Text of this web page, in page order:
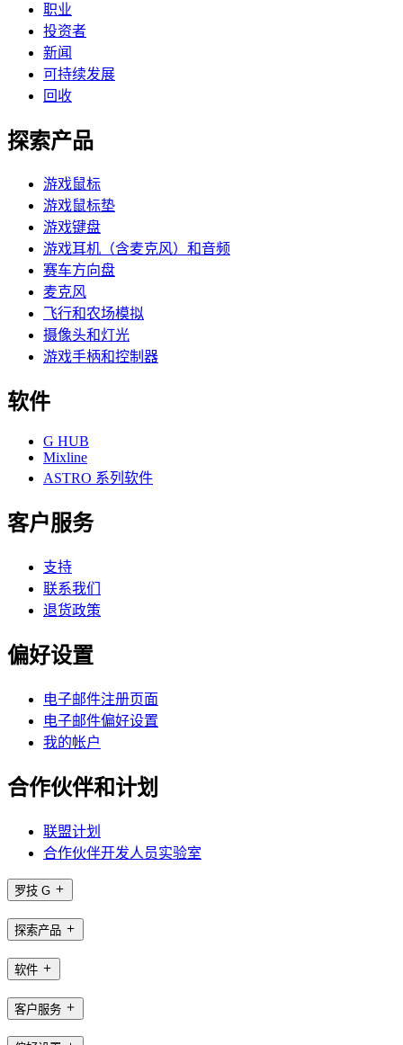
职业
投资者
新闻
可持续发展
回收
探索产品
游戏鼠标
游戏鼠标垫
游戏键盘
游戏耳机（含麦克风）和音频
赛车方向盘
麦克风
飞行和农场模拟
摄像头和灯光
游戏手柄和控制器
软件
G HUB
Mixline
ASTRO 系列软件
客户服务
支持
联系我们
退货政策
偏好设置
电子邮件注册页面
电子邮件偏好设置
我的帐户
合作伙伴和计划
联盟计划
合作伙伴开发人员实验室
罗技 G
探索产品
软件
客户服务